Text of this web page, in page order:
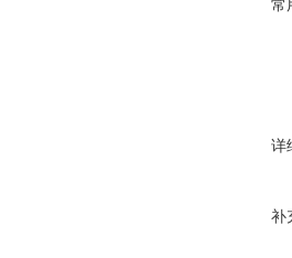
常
详
补